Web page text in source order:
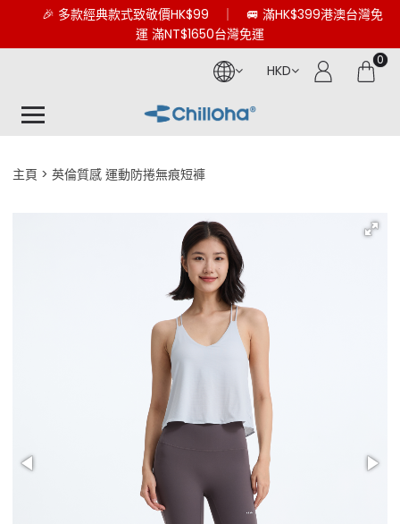
🎉 多款經典款式致敬價HK$99 ｜ 🚐 滿HK$399港澳台灣免
運 滿NT$1650台灣免運
HKD
0
主頁 英倫質感 運動防捲無痕短褲